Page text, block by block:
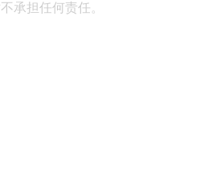
承担任何责任。